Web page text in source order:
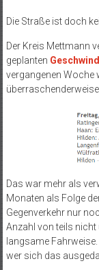
Die Straße ist doch
Der Kreis Mettmann
geplanten
vergangenen Woche
Das war mehr als
Monaten als Folge
Gegenverkehr nur
Anzahl von teils
langsame
wer sich das